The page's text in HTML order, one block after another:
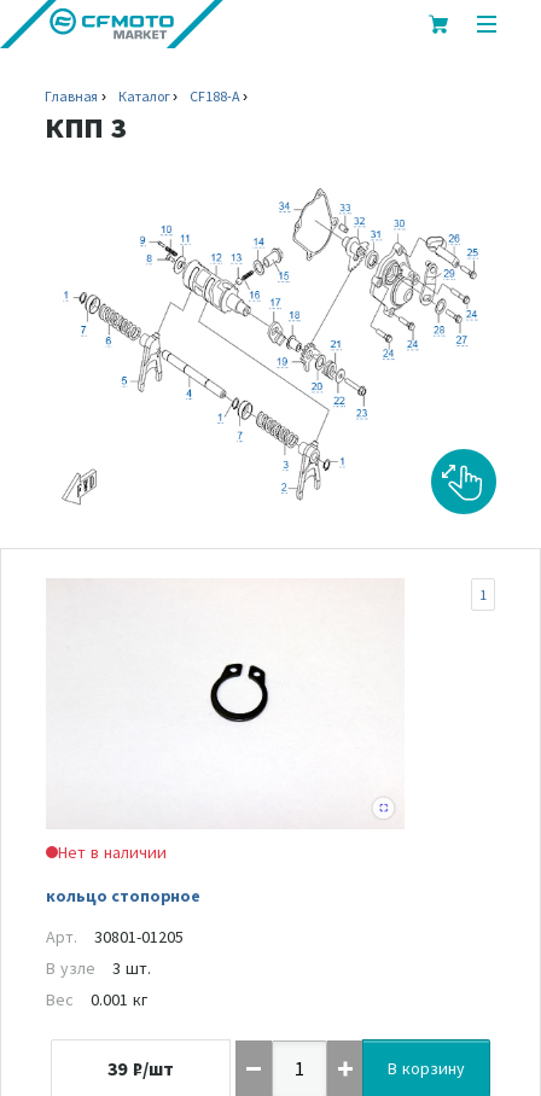
Главная Каталог CF188-A
КПП 3
Нет в наличии
кольцо стопорное
1
Арт.
30801-01205
В узле
3 шт.
Вес
0.001 кг
39 ₽/шт В корзину